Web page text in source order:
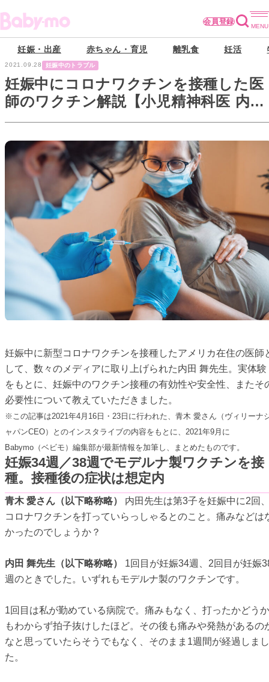
会員登録
妊娠・出産 赤ちゃん・育児 離乳食 妊活
2021.09.28 妊娠中のトラブル
妊娠中にコロナワクチンを接種した医
師のワクチン解説【小児精神科医 内田
舞さん】
妊娠中に新型コロナワクチンを接種したアメリカ在住の医師
して、数々のメディアに取り上げられた内田 舞先生。実体験
をもとに、妊娠中のワクチン接種の有効性や安全性、またそ
必要性について教えていただきました。
※この記事は2021年4月16日・23日に行われた、青木 愛さん（ヴィリーナ
ャパンCEO）とのインスタライブの内容をもとに、2021年9月に
Babymo（ベビモ）編集部が最新情報を加筆し、まとめたものです。
妊娠34週／38週でモデルナ製ワクチンを接
種。接種後の症状は想定内
青木 愛さん（以下略称略）
内田先生は第3子を妊娠中に2回
コロナワクチンを打っていらっしゃるとのこと。痛みなどは
かったのでしょうか？
内田 舞先生（以下略称略）
1回目が妊娠34週、2回目が妊娠
週のときでした。いずれもモデルナ製のワクチンです。
1回目は私が勤めている病院で。痛みもなく、打ったかどうか
もわからず拍子抜けしたほど。その後も痛みや発熱があるの
なと思っていたらそうでもなく、そのまま1週間が経過しまし
た。